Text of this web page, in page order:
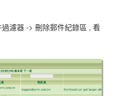
濾器 -> 刪除郵件紀錄區 , 看